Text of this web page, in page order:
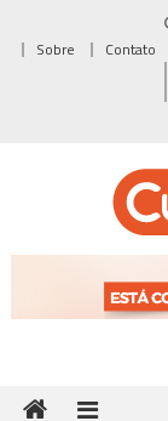
Sobre
Contato